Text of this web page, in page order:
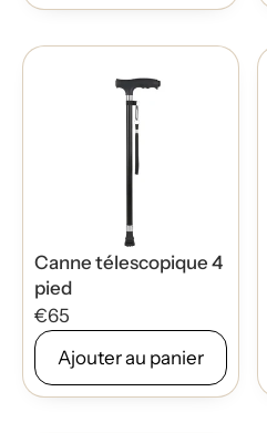
Canne télescopique 4
pied
€65
Ajouter au panier